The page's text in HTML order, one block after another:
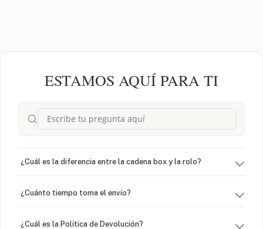
ESTAMOS AQUÍ PARA TI
¿Cuál es la diferencia entre la cadena box y la rolo?
¿Cuánto tiempo toma el envío?
¿Cuál es la Política de Devolución?